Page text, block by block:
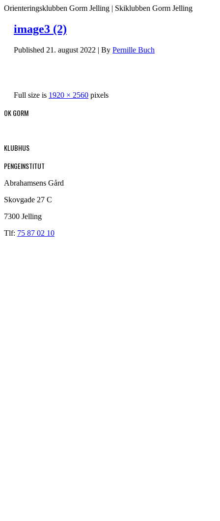
Orienteringsklubben Gorm Jelling | Skiklubben Gorm Jelling
image3 (2)
Published 21. august 2022 | By Pernille Buch
Full size is 1920 × 2560 pixels
OK GORM
KLUBHUS
PENGEINSTITUT
Abrahamsens Gård
Skovgade 27 C
7300 Jelling
Tlf: 75 87 02 10